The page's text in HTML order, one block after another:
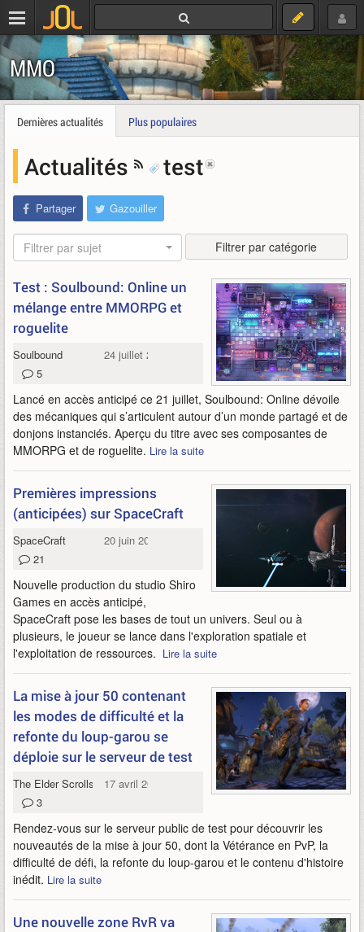
MMO
Dernières actualités Plus populaires
Actualités test
Partager Gazouiller
Filtrer par sujet Filtrer par catégorie
Test : Soulbound: Online un
mélange entre MMORPG et
roguelite
Soulbound
24 juillet 2026
5
Lancé en accès anticipé ce 21 juillet, Soulbound: Online dévoile
des mécaniques qui s’articulent autour d’un monde partagé et de
donjons instanciés. Aperçu du titre avec ses composantes de
MMORPG et de roguelite. Lire la suite
Premières impressions
(anticipées) sur SpaceCraft
SpaceCraft
20 juin 2026
21
Nouvelle production du studio Shiro
Games en accès anticipé,
SpaceCraft pose les bases de tout un univers. Seul ou à
plusieurs, le joueur se lance dans l'exploration spatiale et
l'exploitation de ressources. Lire la suite
La mise à jour 50 contenant
les modes de difficulté et la
refonte du loup-garou se
déploie sur le serveur de test
The Elder Scrolls Online17 avril 2026
3
Rendez-vous sur le serveur public de test pour découvrir les
nouveautés de la mise à jour 50, dont la Vétérance en PvP, la
difficulté de défi, la refonte du loup-garou et le contenu d'histoire
inédit. Lire la suite
Une nouvelle zone RvR va